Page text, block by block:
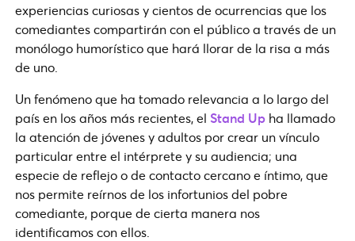
experiencias curiosas y cientos de ocurrencias que los
comediantes compartirán con el público a través de un
monólogo humorístico que hará llorar de la risa a más
de uno.
Un fenómeno que ha tomado relevancia a lo largo del
país en los años más recientes, el Stand Up ha llamado
la atención de jóvenes y adultos por crear un vínculo
particular entre el intérprete y su audiencia; una
especie de reflejo o de contacto cercano e íntimo, que
nos permite reírnos de los infortunios del pobre
comediante, porque de cierta manera nos
identificamos con ellos.